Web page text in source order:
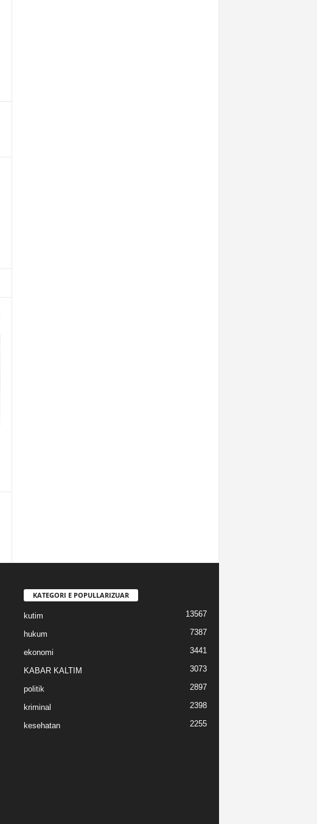
KATEGORI E POPULLARIZUAR
kutim 13567
hukum 7387
ekonomi 3441
KABAR KALTIM 3073
politik 2897
kriminal 2398
kesehatan 2255